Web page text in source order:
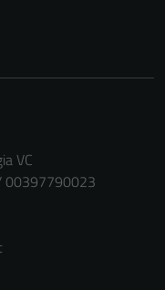
VC
00397790023